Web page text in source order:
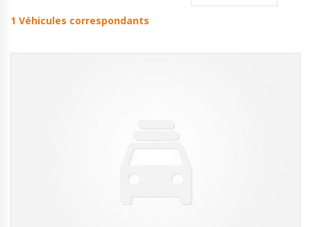
1 Véhicules correspondants